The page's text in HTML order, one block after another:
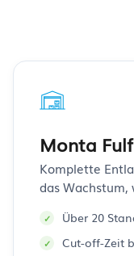
Monta
Komplette
das Wachstum,
Über 20
Cut-off-Zeit